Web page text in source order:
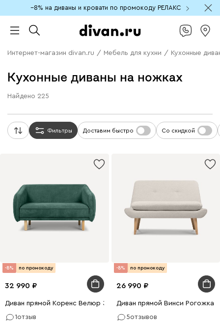
−8% на диваны и кровати по промокоду РЕЛАКС
Интернет-магазин divan.ru / Мебель для кухни / Кухонные
Кухонные диваны на ножках
Найдено 225
Фильтры Доставим быстро Со скидкой
-8% по промокоду
32 990
Диван прямой Коренс Велюр Зелёный
1отзыв
-8% по промокоду
26 990
Диван прямой Винси Рогожка
5отзывов